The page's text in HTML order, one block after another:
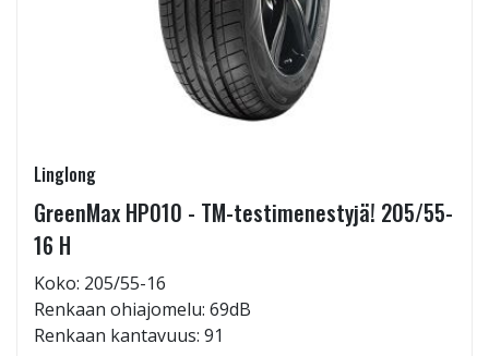
Linglong
GreenMax HP010 - TM-testimenestyjä! 205/55-
16 H
Koko: 205/55-16
Renkaan ohiajomelu: 69dB
Renkaan kantavuus: 91